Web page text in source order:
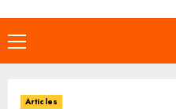
Primary
Menu
Articles